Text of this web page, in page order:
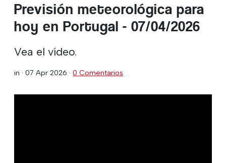
Previsión meteorológica para
hoy en Portugal - 07/04/2026
Vea el vídeo.
in · 07 Apr 2026 · 0 Comentarios